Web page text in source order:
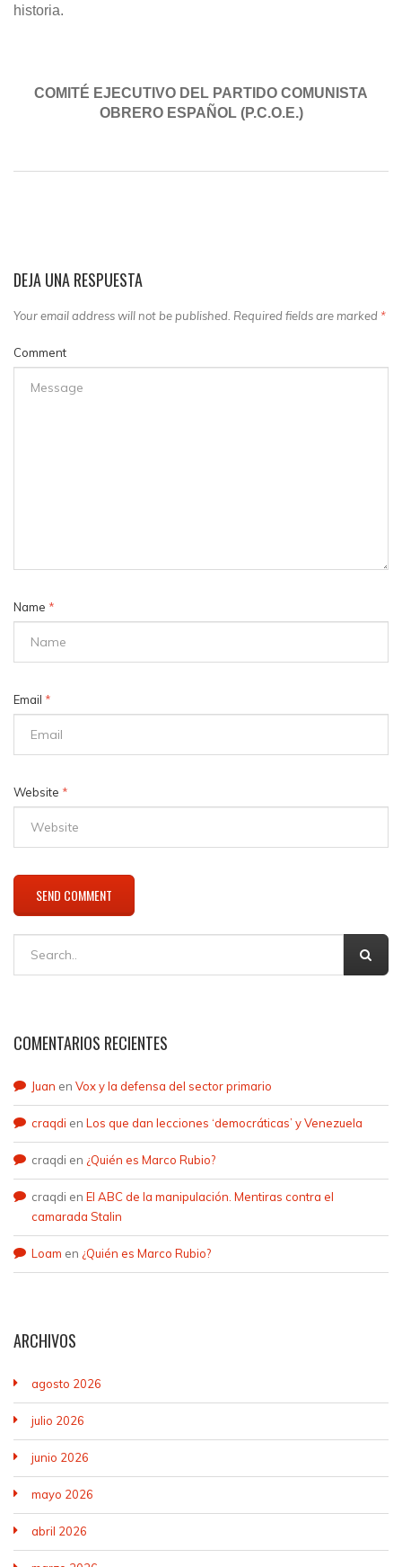
historia.
COMITÉ EJECUTIVO DEL PARTIDO COMUNISTA
OBRERO ESPAÑOL (P.C.O.E.)
DEJA UNA RESPUESTA
Your email address will not be published. Required fields are marked *
Comment
Name *
Email *
Website *
COMENTARIOS RECIENTES
Juan en Vox y la defensa del sector primario
craqdi en Los que dan lecciones ‘democráticas’ y Venezuela
craqdi en ¿Quién es Marco Rubio?
craqdi en El ABC de la manipulación. Mentiras contra el
camarada Stalin
Loam en ¿Quién es Marco Rubio?
ARCHIVOS
agosto 2026
julio 2026
junio 2026
mayo 2026
abril 2026